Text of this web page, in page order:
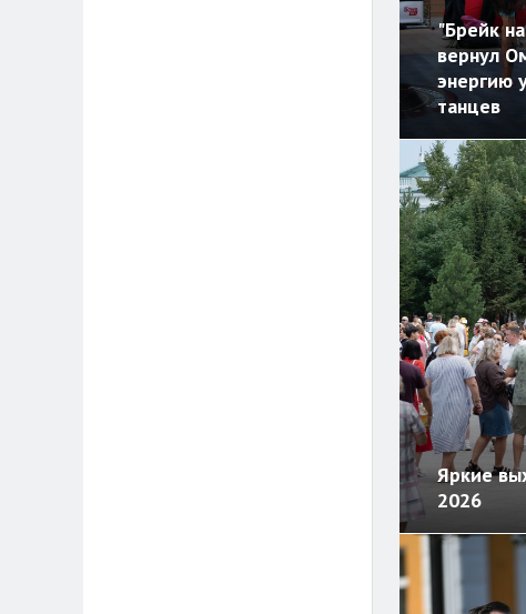
"Брейк
вернул
энергию
танцев
Яркие
2026